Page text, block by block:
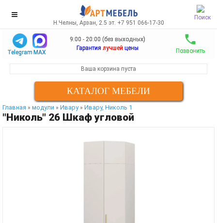
Поиск
Н.Челны, Арзан, 2.5 эт. +7 951 066-17-30
Telegram MAX
9:00 - 20:00 (без выходных)
Гарантия лучшей цены Позвонить
Ваша корзина пуста
КАТАЛОГ МЕБЕЛИ
Главная » модули » Ивару » Ивару, Николь 1
"Николь" 26 Шкаф угловой